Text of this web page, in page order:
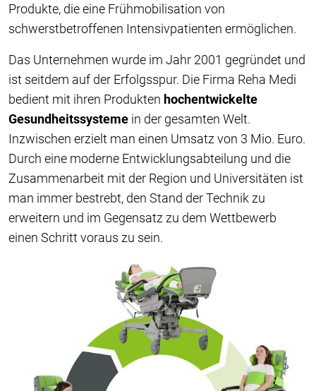
Produkte, die eine Frühmobilisation von
schwerstbetroffenen Intensivpatienten ermöglichen.
Das Unternehmen wurde im Jahr 2001 gegründet und
ist seitdem auf der Erfolgsspur. Die Firma Reha Medi
bedient mit ihren Produkten hochentwickelte
Gesundheitssysteme in der gesamten Welt.
Inzwischen erzielt man einen Umsatz von 3 Mio. Euro.
Durch eine moderne Entwicklungsabteilung und die
Zusammenarbeit mit der Region und Universitäten ist
man immer bestrebt, den Stand der Technik zu
erweitern und im Gegensatz zu dem Wettbewerb
einen Schritt voraus zu sein.